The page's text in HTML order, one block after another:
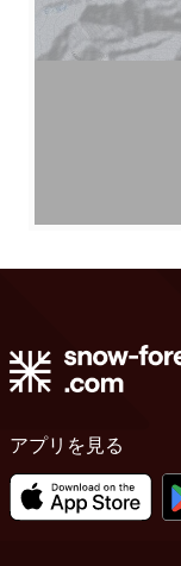
アプリを見る